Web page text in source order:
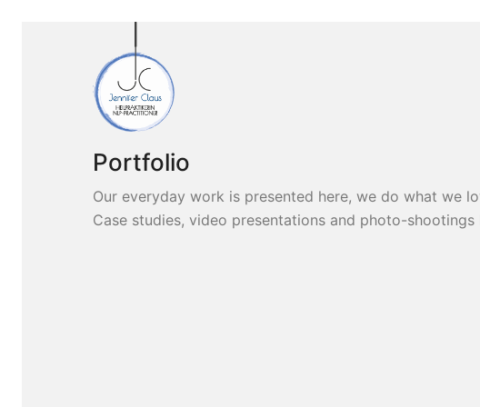
Portfolio
Our everyday work is presented here, we do what we
Case studies, video presentations and photo-shootings